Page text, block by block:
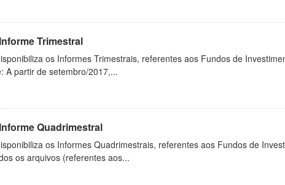
Trimestral
os Informes Trimestrais, referentes aos Fundos de
A partir de setembro/2017,...
Quadrimestral
os Informes Quadrimestrais, referentes aos Fundos de
os arquivos (referentes aos...